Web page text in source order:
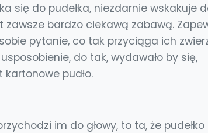
się do pudełka, niezdarnie wskakuje
zawsze bardzo ciekawą zabawą.
pytanie, co tak przyciąga ich
do tak, wydawało by się,
pudło.
im do głowy, to ta, że pudełko